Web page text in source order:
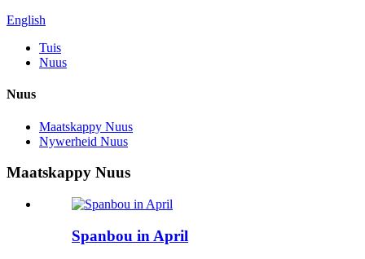
English
Tuis
Nuus
Nuus
Maatskappy Nuus
Nywerheid Nuus
Maatskappy Nuus
Spanbou in April